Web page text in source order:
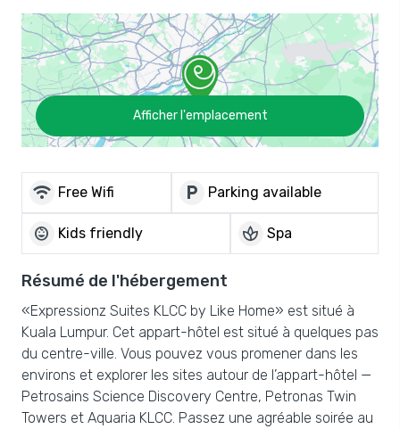
Afficher l'emplacement
wifi Free Wifi local_parking Parking available
child_care Kids friendly spa Spa
Résumé de l'hébergement
«Expressionz Suites KLCC by Like Home» est situé à
Kuala Lumpur. Cet appart-hôtel est situé à quelques pas
du centre-ville. Vous pouvez vous promener dans les
environs et explorer les sites autour de l’appart-hôtel —
Petrosains Science Discovery Centre, Petronas Twin
Towers et Aquaria KLCC. Passez une agréable soirée au